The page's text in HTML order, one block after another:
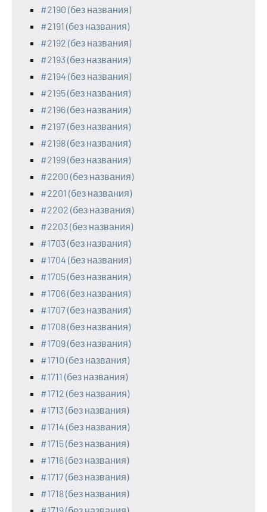
#2190 (без названия)
#2191 (без названия)
#2192 (без названия)
#2193 (без названия)
#2194 (без названия)
#2195 (без названия)
#2196 (без названия)
#2197 (без названия)
#2198 (без названия)
#2199 (без названия)
#2200 (без названия)
#2201 (без названия)
#2202 (без названия)
#2203 (без названия)
#1703 (без названия)
#1704 (без названия)
#1705 (без названия)
#1706 (без названия)
#1707 (без названия)
#1708 (без названия)
#1709 (без названия)
#1710 (без названия)
#1711 (без названия)
#1712 (без названия)
#1713 (без названия)
#1714 (без названия)
#1715 (без названия)
#1716 (без названия)
#1717 (без названия)
#1718 (без названия)